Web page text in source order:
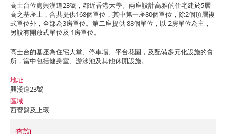
高士台位處興漢道23號，鄰近香港大學。兩座設計高雅的住宅建於5層
高之基座上，合共提供168個單位，其中第一座80個單位，除2個頂層複
式單位外，全部為3房單位。第二座提供 88個單位，以 2房單位為主，
另設有開放式單位及 1房單位。
高士台的基座為住宅大堂、停車場、平台花園，及配備多元化設施的會
所，當中包括健身室、游泳池及其他休閒設施。
地址
興漢道23號
區域
西營盤及上環